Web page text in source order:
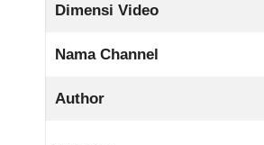
Dimensi Video
Nama Channel
Author